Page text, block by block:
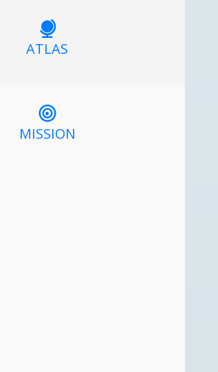
ATLAS
MISSION